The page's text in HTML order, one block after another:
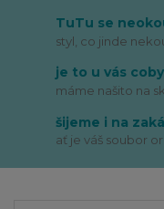
TuTu se
styl, co jinde
je to u vás
máme našito na
šijeme i na
ať je váš soubor